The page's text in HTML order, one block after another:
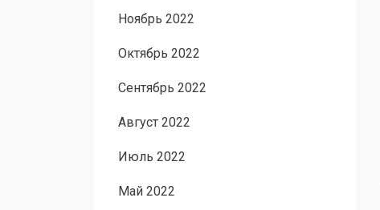
Ноябрь 2022
Октябрь 2022
Сентябрь 2022
Август 2022
Июль 2022
Май 2022